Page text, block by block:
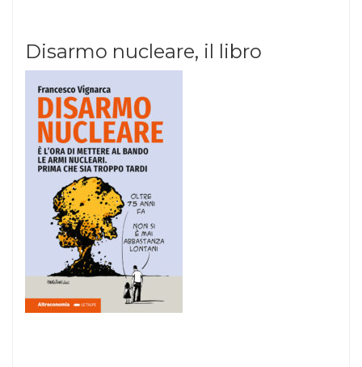
Disarmo nucleare, il libro